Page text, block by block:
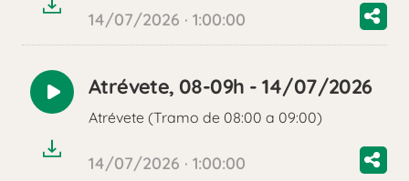
14/07/2026 · 1:00:00
Reproducir
audio
Atrévete, 08-09h - 14/07/2026
Atrévete (Tramo de 08:00 a 09:00)
14/07/2026 · 1:00:00